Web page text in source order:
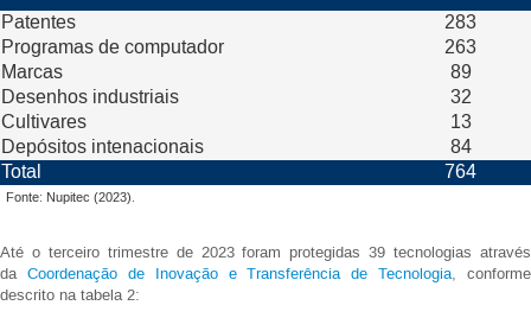
Patentes
283
Programas de computador
263
Marcas
89
Desenhos industriais
32
Cultivares
13
Depósitos intenacionais
84
Total
764
Fonte: Nupitec (2023).
Até o terceiro trimestre de 2023 foram protegidas 39 tecnologias através
da Coordenação de Inovação e Transferência de Tecnologia, conforme
descrito na tabela 2: